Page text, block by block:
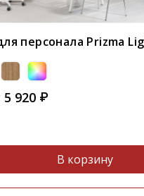
персонала Prizma
5 920 ₽
В корзину